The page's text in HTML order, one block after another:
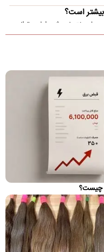
است؟
حباب ختم نمی‌شود اما می‌تواند در
مهمی داشته باشد
نزدیک به بن‌زاید از توافق
این توافق‌نامه، و همچنین
مدنظرِ این ائتلاف و…
در رشته ماهیگیری!
تیم‌داری باشگاه استقلال در
است!
تقطیع شده و جعلی است
به حزب‌الله ایران در
گفته می‌شود، مربوط به
چقدر است؟
چیست؟